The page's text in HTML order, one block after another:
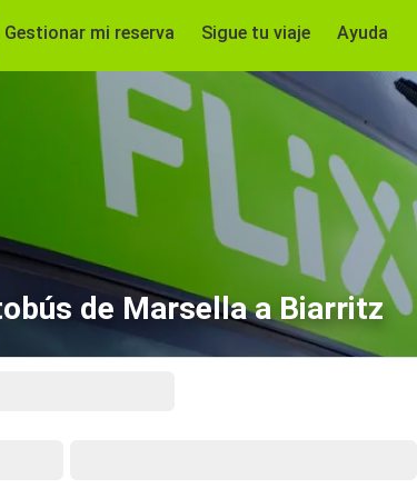
Gestionar mi reserva Sigue tu viaje Ayuda
de Marsella a Biarritz